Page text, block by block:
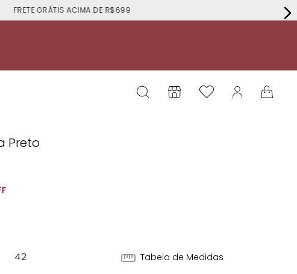
FRETE GRÁTIS ACIMA DE R$699
Preto
42 Tabela de Medidas